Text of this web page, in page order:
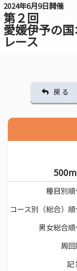
2024年6月9日開催
第２回
愛媛伊予の
レース
戻 る
種目別順
コース別（総合）順
男女総合順
周回
記